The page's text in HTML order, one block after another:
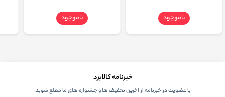
ناموجود ناموجود
خبرنامه کالابرد
با عضویت در خبرنامه از اخرین تحفیف ها و جشنواره های ما مطلع شوید.